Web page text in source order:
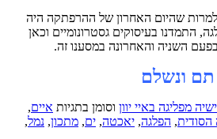
שהיום האחרון של ההרפתקה היה
התמדנו בעיסוקים גסטרונומיים וכאן
השניה והאחרונה במסענו זה.
תם ונשלם
מפליגה באיי יווןוסומן בתגיותאיים,
,הפלגה,יאכטה,ים,מתכון,נמל,